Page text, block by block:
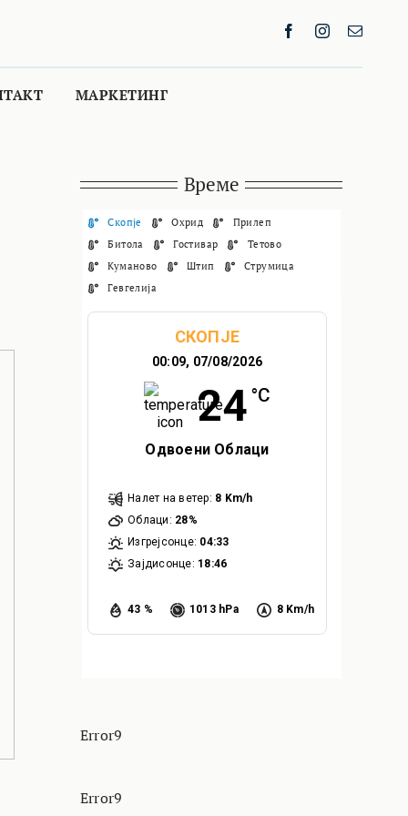
МАРКЕТИНГ
Време
Скопје Охрид
Прилеп
Битола
Гостивар
Тетово
Куманово
Штип
Струмица
Гевгелија
СКОПЈЕ
00:09, 07/08/2026
24 °C
Одвоени Облаци
43 % 1013 hPa 8 Km/h
Налет на ветер: 8 Km/h
Облаци: 28%
Изгрејсонце: 04:33
Зајдисонце: 18:46
Error9
Error9